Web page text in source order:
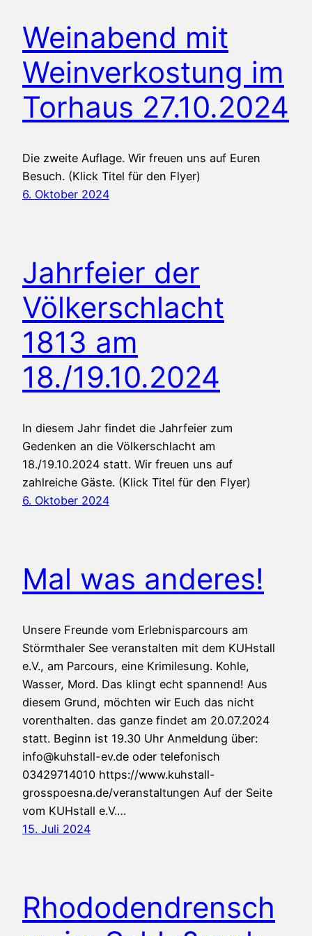
Weinabend mit
Weinverkostung im
Torhaus 27.10.2024
Die zweite Auflage. Wir freuen uns auf Euren
Besuch. (Klick Titel für den Flyer)
6. Oktober 2024
Jahrfeier der
Völkerschlacht
1813 am
18./19.10.2024
In diesem Jahr findet die Jahrfeier zum
Gedenken an die Völkerschlacht am
18./19.10.2024 statt. Wir freuen uns auf
zahlreiche Gäste. (Klick Titel für den Flyer)
6. Oktober 2024
Mal was anderes!
Unsere Freunde vom Erlebnisparcours am
Störmthaler See veranstalten mit dem KUHstall
e.V., am Parcours, eine Krimilesung. Kohle,
Wasser, Mord. Das klingt echt spannend! Aus
diesem Grund, möchten wir Euch das nicht
vorenthalten. das ganze findet am 20.07.2024
statt. Beginn ist 19.30 Uhr Anmeldung über:
info@kuhstall-ev.de oder telefonisch
03429714010 https://www.kuhstall-
grosspoesna.de/veranstaltungen Auf der Seite
vom KUHstall e.V.…
15. Juli 2024
Rhododendrensch